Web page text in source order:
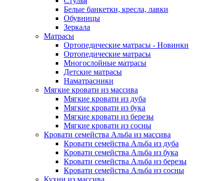
Белые банкетки, кресла, лавки
Обувницы
Зеркала
Матрасы
Ортопедические матрасы - Новинки
Ортопедические матрасы
Многослойные матрасы
Детские матрасы
Наматрасники
Мягкие кровати из массива
Мягкие кровати из дуба
Мягкие кровати из бука
Мягкие кровати из березы
Мягкие кровати из сосны
Кровати семейства Альба из массива
Кровати семейства Альба из дуба
Кровати семейства Альба из бука
Кровати семейства Альба из березы
Кровати семейства Альба из сосны
Кухни из массива